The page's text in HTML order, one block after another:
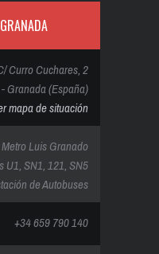
Curro Cuchares, 2
Granada (España)
mapa de situación
Metro Luis Granado
U1, SN1, 121, SN5
de Autobuses
+34 659 790 140